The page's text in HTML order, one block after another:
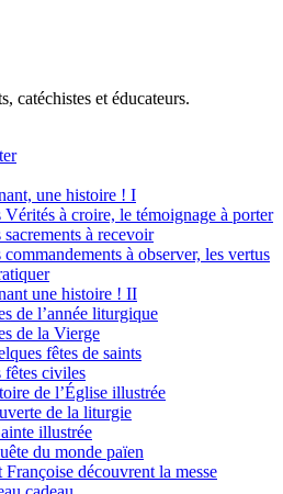
catéchistes et éducateurs.
une histoire ! I
Vérités à croire, le témoignage à porter
sacrements à recevoir
commandements à observer, les vertus
une histoire ! II
de l’année liturgique
de la Vierge
fêtes de saints
fêtes civiles
de l’Église illustrée
de la liturgie
illustrée
du monde païen
Françoise découvrent la messe